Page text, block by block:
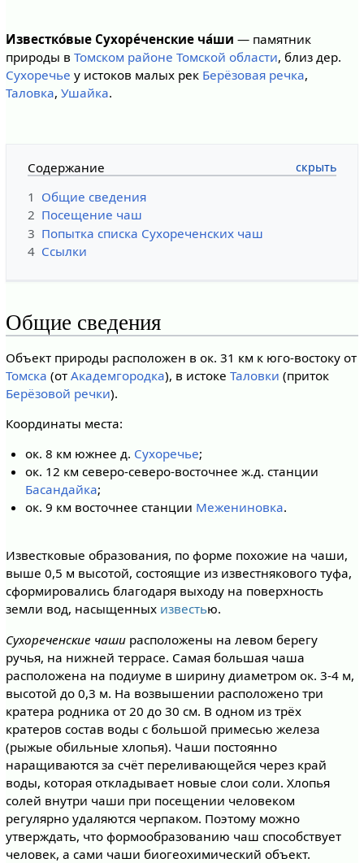
Известко́вые Сухоре́ченские ча́ши — памятник
природы в Томском районе Томской области, близ дер.
Сухоречье у истоков малых рек Берёзовая речка,
Таловка, Ушайка.
Содержание
1 Общие сведения
2 Посещение чаш
3 Попытка списка Сухореченских чаш
4 Ссылки
Общие сведения
Объект природы расположен в ок. 31 км к юго-востоку от
Томска (от Академгородка), в истоке Таловки (приток
Берёзовой речки).
Координаты места:
ок. 8 км южнее д. Сухоречье;
ок. 12 км северо-северо-восточнее ж.д. станции
Басандайка;
ок. 9 км восточнее станции Межениновка.
Известковые образования, по форме похожие на чаши,
выше 0,5 м высотой, состоящие из известнякового туфа,
сформировались благодаря выходу на поверхность
земли вод, насыщенных известью.
Сухореченские чаширасположены на левом берегу
ручья, на нижней террасе. Самая большая чаша
расположена на подиуме в ширину диаметром ок. 3-4 м,
высотой до 0,3 м. На возвышении расположено три
кратера родника от 20 до 30 см. В одном из трёх
кратеров состав воды с большой примесью железа
(рыжые обильные хлопья). Чаши постоянно
наращиваются за счёт переливающейся через край
воды, которая откладывает новые слои соли. Хлопья
солей внутри чаши при посещении человеком
регулярно удаляются черпаком. Поэтому можно
утверждать, что формообразованию чаш способствует
человек, а сами чаши биогеохимический объект.